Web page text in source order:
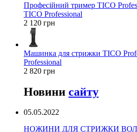
Професійний тример TICO
TICO Professional
2 120 грн
Машинка для стрижки TICO
Professional
2 820 грн
Новини сайту
05.05.2022
НОЖИНИ ДЛЯ СТРИЖКИ